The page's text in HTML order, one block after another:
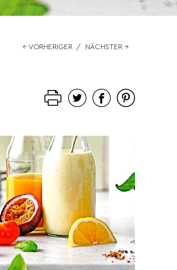
← VORHERIGER / NÄCHSTER →